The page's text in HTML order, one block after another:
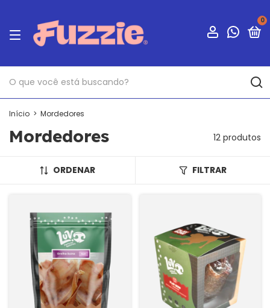
0
Início > Mordedores
Mordedores 12 produtos
ORDENAR FILTRAR